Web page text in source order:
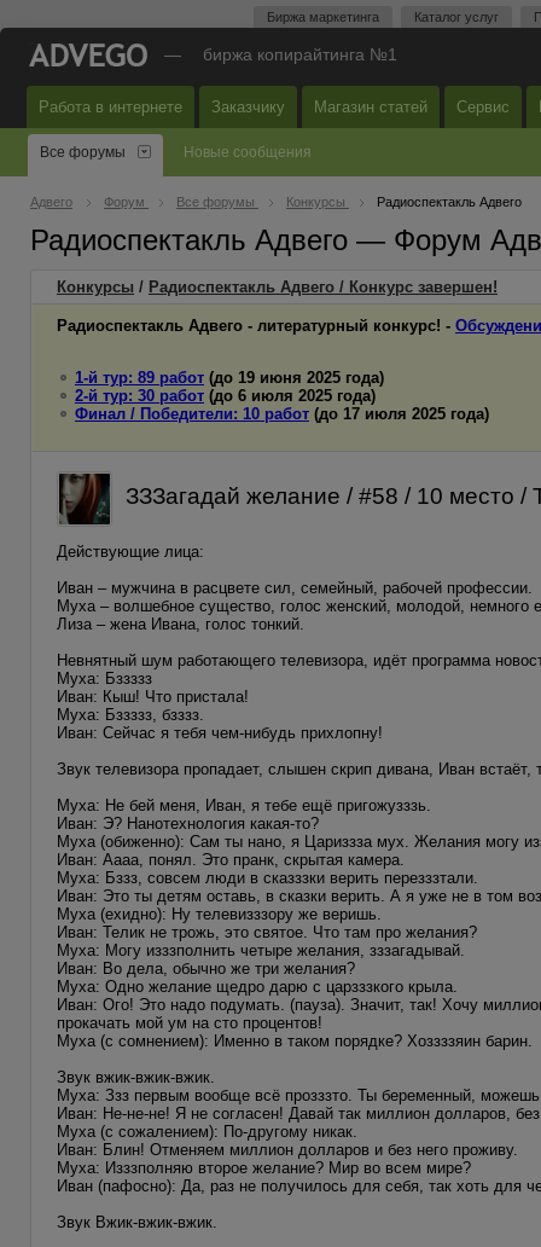
Биржа маркетинга Каталог услуг
— биржа копирайтинга №1
Работа в интернете Заказчику Магазин статей Сервис
Все форумы Новые сообщения
Адвего Форум Все форумы Конкурсы Радиоспектакль Адвего
Радиоспектакль Адвего — Форум
Конкурсы / Радиоспектакль Адвего / Конкурс завершен!
Радиоспектакль Адвего - литературный конкурс! -
1-й тур: 89 работ (до 19 июня 2025 года)
2-й тур: 30 работ (до 6 июля 2025 года)
Финал / Победители: 10 работ (до 17 июля 2025 года)
ЗЗЗагадай желание / #58 / 10 место /
Действующие лица:
Иван – мужчина в расцвете сил, семейный, рабочей профессии.
Муха – волшебное существо, голос женский, молодой, немного
Лиза – жена Ивана, голос тонкий.
Невнятный шум работающего телевизора, идёт программа
Муха: Бззззз
Иван: Кыш! Что пристала!
Муха: Бззззз, бзззз.
Иван: Сейчас я тебя чем-нибудь прихлопну!
Звук телевизора пропадает, слышен скрип дивана, Иван
Муха: Не бей меня, Иван, я тебе ещё пригожузззь.
Иван: Э? Нанотехнология какая-то?
Муха (обиженно): Сам ты нано, я Цариззза мух. Желания могу
Иван: Аааа, понял. Это пранк, скрытая камера.
Муха: Бззз, совсем люди в сказззки верить перезззтали.
Иван: Это ты детям оставь, в сказки верить. А я уже не в том
Муха (ехидно): Ну телевизззору же веришь.
Иван: Телик не трожь, это святое. Что там про желания?
Муха: Могу изззполнить четыре желания, зззагадывай.
Иван: Во дела, обычно же три желания?
Муха: Одно желание щедро дарю с царзззкого крыла.
Иван: Ого! Это надо подумать. (пауза). Значит, так! Хочу
прокачать мой ум на сто процентов!
Муха (с сомнением): Именно в таком порядке? Хоззззяин барин.
Звук вжик-вжик-вжик.
Муха: Ззз первым вообще всё прозззто. Ты беременный,
Иван: Не-не-не! Я не согласен! Давай так миллион долларов,
Муха (с сожалением): По-другому никак.
Иван: Блин! Отменяем миллион долларов и без него проживу.
Муха: Изззполняю второе желание? Мир во всем мире?
Иван (пафосно): Да, раз не получилось для себя, так хоть для
Звук Вжик-вжик-вжик.